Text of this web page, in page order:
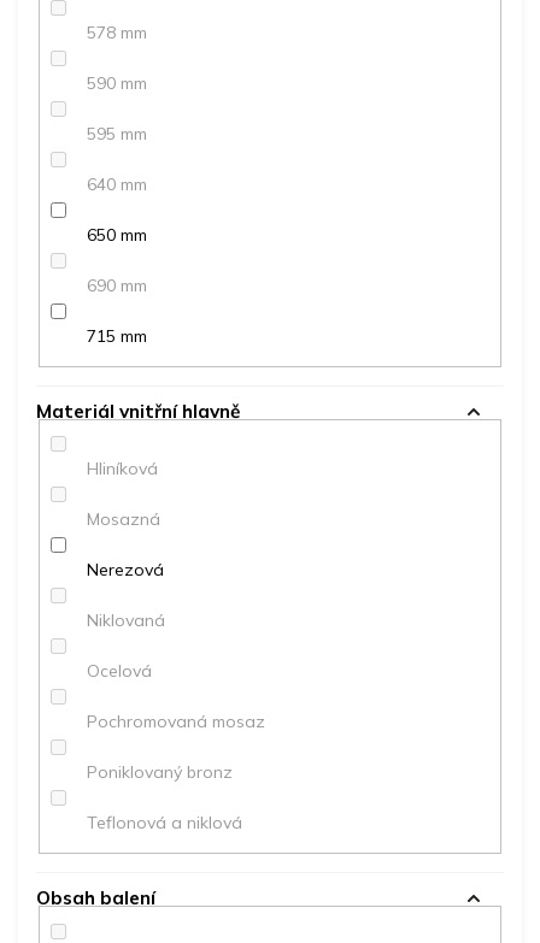
578 mm
590 mm
595 mm
640 mm
650 mm
690 mm
715 mm
Materiál vnitřní hlavně
Hliníková
Mosazná
Nerezová
Niklovaná
Ocelová
Pochromovaná mosaz
Poniklovaný bronz
Teflonová a niklová
Obsah balení